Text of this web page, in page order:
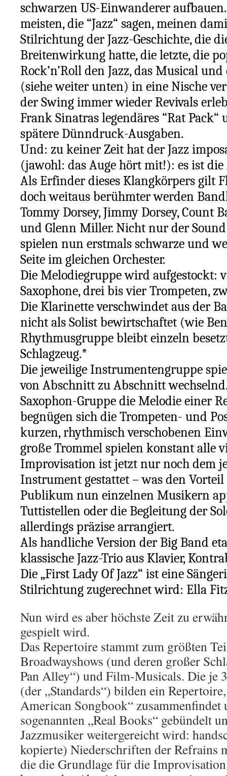
schwarzen US-Einwanderer
meisten, die “Jazz“ sagen, meinen
Stilrichtung der Jazz-Geschichte, die
Breitenwirkung hatte, die letzte, die
Rock’n’Roll den Jazz, das Musical
(siehe weiter unten) in eine Nische
der Swing immer wieder Revivals
Frank Sinatras legendäres “Rat Pack“
spätere Dünndruck-Ausgaben.
Und: zu keiner Zeit hat der Jazz
(jawohl: das Auge hört mit!): es ist die
Als Erfinder dieses Klangkörpers gilt
doch weitaus berühmter werden
Tommy Dorsey, Jimmy Dorsey, Count
und Glenn Miller. Nicht nur der
spielen nun erstmals schwarze und
Seite im gleichen Orchester.
Die Melodiegruppe wird aufgestockt:
Saxophone, drei bis vier Trompeten,
Die Klarinette verschwindet aus der
nicht als Solist bewirtschaftet (wie
Rhythmusgruppe bleibt einzeln
Schlagzeug.*
Die jeweilige Instrumentengruppe
von Abschnitt zu Abschnitt
Saxophon-Gruppe die Melodie einer
begnügen sich die Trompeten- und
kurzen, rhythmisch verschobenen
große Trommel spielen konstant alle
Improvisation ist jetzt nur noch dem
Instrument gestattet – was den Vorteil
Publikum nun einzelnen Musikern
Tuttistellen oder die Begleitung der
allerdings präzise arrangiert.
Als handliche Version der Big Band
klassische Jazz-Trio aus Klavier,
Die „First Lady Of Jazz“ ist eine
Stilrichtung zugerechnet wird: Ella
Nun wird es aber höchste Zeit zu
gespielt wird.
Das Repertoire stammt zum größten
Broadwayshows (und deren großer
Pan Alley“) und Film-Musicals. Die je
(der „Standards“) bilden ein
American Songbook“ zusammenfindet
sogenannten „Real Books“ gebündelt
Jazzmusiker weitergereicht wird:
kopierte) Niederschriften der Refrains
die die Grundlage für die